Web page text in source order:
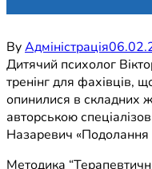
ByАдміністрація
Дитячий психолог
тренінг для фахівців,
опинилися в складних
авторською
Назаревич «Подолання
Методика